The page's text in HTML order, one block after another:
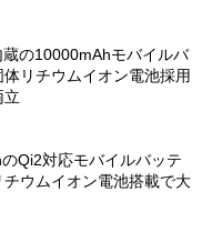
の10000mAhモバイルバ
リチウムイオン電池採用
立
Qi2対応モバイルバッテ
ウムイオン電池搭載で大